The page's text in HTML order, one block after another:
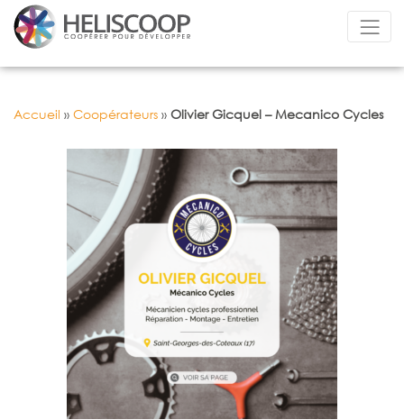
Accueil » Coopérateurs » Olivier Gicquel – Mecanico Cycles